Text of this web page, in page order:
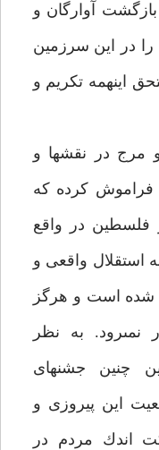
آوارگان و
را در اين سرزمين
اينهمه تكريم و
مرج در نقش‏ها و
فراموش كرده كه
در واقع
استقلال واقعى و
شده است و هرگز
نمى‏رود. به نظر
چنين جشن‏هاى
اين پيروزى و
اندك مردم در